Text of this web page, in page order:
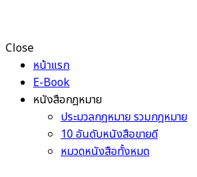
Close
หน้าแรก
E-Book
หนังสือกฎหมาย
ประมวลกฎหมาย รวมกฎหมาย
10 อันดับหนังสือขายดี
หมวดหนังสือทั้งหมด